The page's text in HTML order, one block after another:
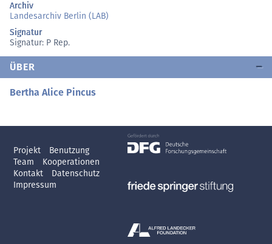
Archiv
Landesarchiv Berlin (LAB)
Signatur
Signatur: P Rep.
ÜBER
Bertha Alice Pincus
Projekt
Benutzung
Team
Kooperationen
Kontakt
Datenschutz
Impressum